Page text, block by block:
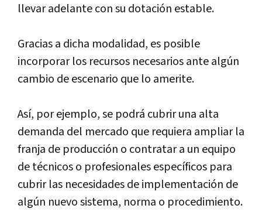
llevar adelante con su dotación estable.
Gracias a dicha modalidad, es posible
incorporar los recursos necesarios ante algún
cambio de escenario que lo amerite.
Así, por ejemplo, se podrá cubrir una alta
demanda del mercado que requiera ampliar la
franja de producción o contratar a un equipo
de técnicos o profesionales específicos para
cubrir las necesidades de implementación de
algún nuevo sistema, norma o procedimiento.